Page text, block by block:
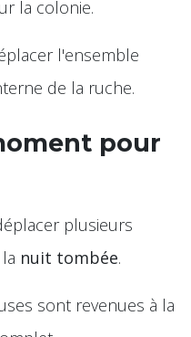
la colonie.
l'ensemble
de la ruche.
pour
plusieurs
nuit tombée.
sont revenues à la